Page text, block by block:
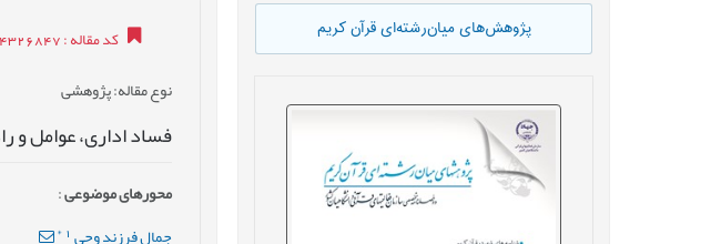
پژوهش‌های میان‌رشته‌ای قرآن کریم کد مقاله: 1394102214326847
نوع مقاله: پژوهشی
فساد اداری، عوامل و
محورهای موضوعی:
جمال فرزند وحي 1
*